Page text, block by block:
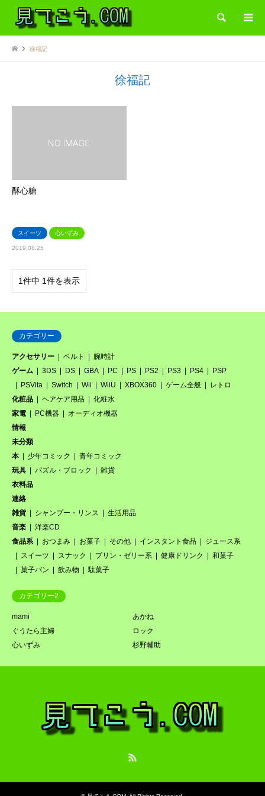
検索
徐福記
徐福記
酥心糖
スイーツ 心いずみ
2019.08.25
1件中 1件を表示
カテゴリー
アクセサリー ベルト
腕時計
ゲーム
3DS DS GBA PC PS PS2 PS3 PS4
PSP
PSVita
Switch Wii WiiU XBOX360 ゲーム全般
レトロ
化粧品
ヘアケア用品
化粧水
家電
PC機器
オーディオ機器
情報
未分類
本
少年コミック
青年コミック
玩具
パズル・ブロック
雑貨
衣料品
連絡
雑貨
シャンプー・リンス
生活用品
音楽
洋楽CD
食品系
おつまみ お菓子 その他 インスタント食品
ジュース系
スイーツ
スナック プリン・ゼリー系 健康ドリンク
和菓子
菓子パン
飲み物 駄菓子
カテゴリー2
mami
あかね
ぐうたら主婦
ロック
心いずみ
杉野輔助